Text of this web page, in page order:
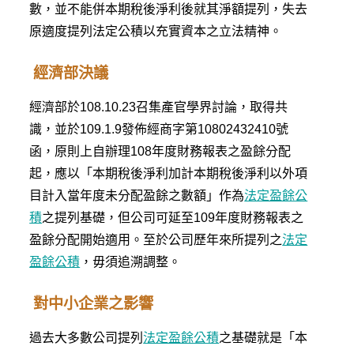
數，並不能併本期稅後淨利後就其淨額提列，失去
原適度提列法定公積以充實資本之立法精神。
經濟部決議
經濟部於108.10.23召集產官學界討論，取得共
識，並於109.1.9發佈經商字第10802432410號
函，原則上自辦理108年度財務報表之盈餘分配
起，應以「本期稅後淨利加計本期稅後淨利以外項
目計入當年度未分配盈餘之數額」作為法定盈餘公
積之提列基礎，但公司可延至109年度財務報表之
盈餘分配開始適用。至於公司歷年來所提列之法定
盈餘公積 ，毋須追溯調整。
對中小企業之影響
過去大多數公司提列法定盈餘公積之基礎就是「本